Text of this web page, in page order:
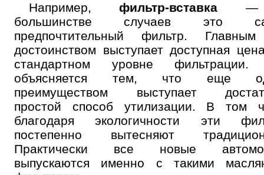
Например,фильтр-вставка —
большинстве случаев это
предпочтительный фильтр.
достоинством выступает доступная
стандартном уровне
объясняется тем, что еще
преимуществом выступает
простой способ утилизации. В том
благодаря экологичности эти
постепенно вытесняют
Практически все новые
выпускаются именно с такими